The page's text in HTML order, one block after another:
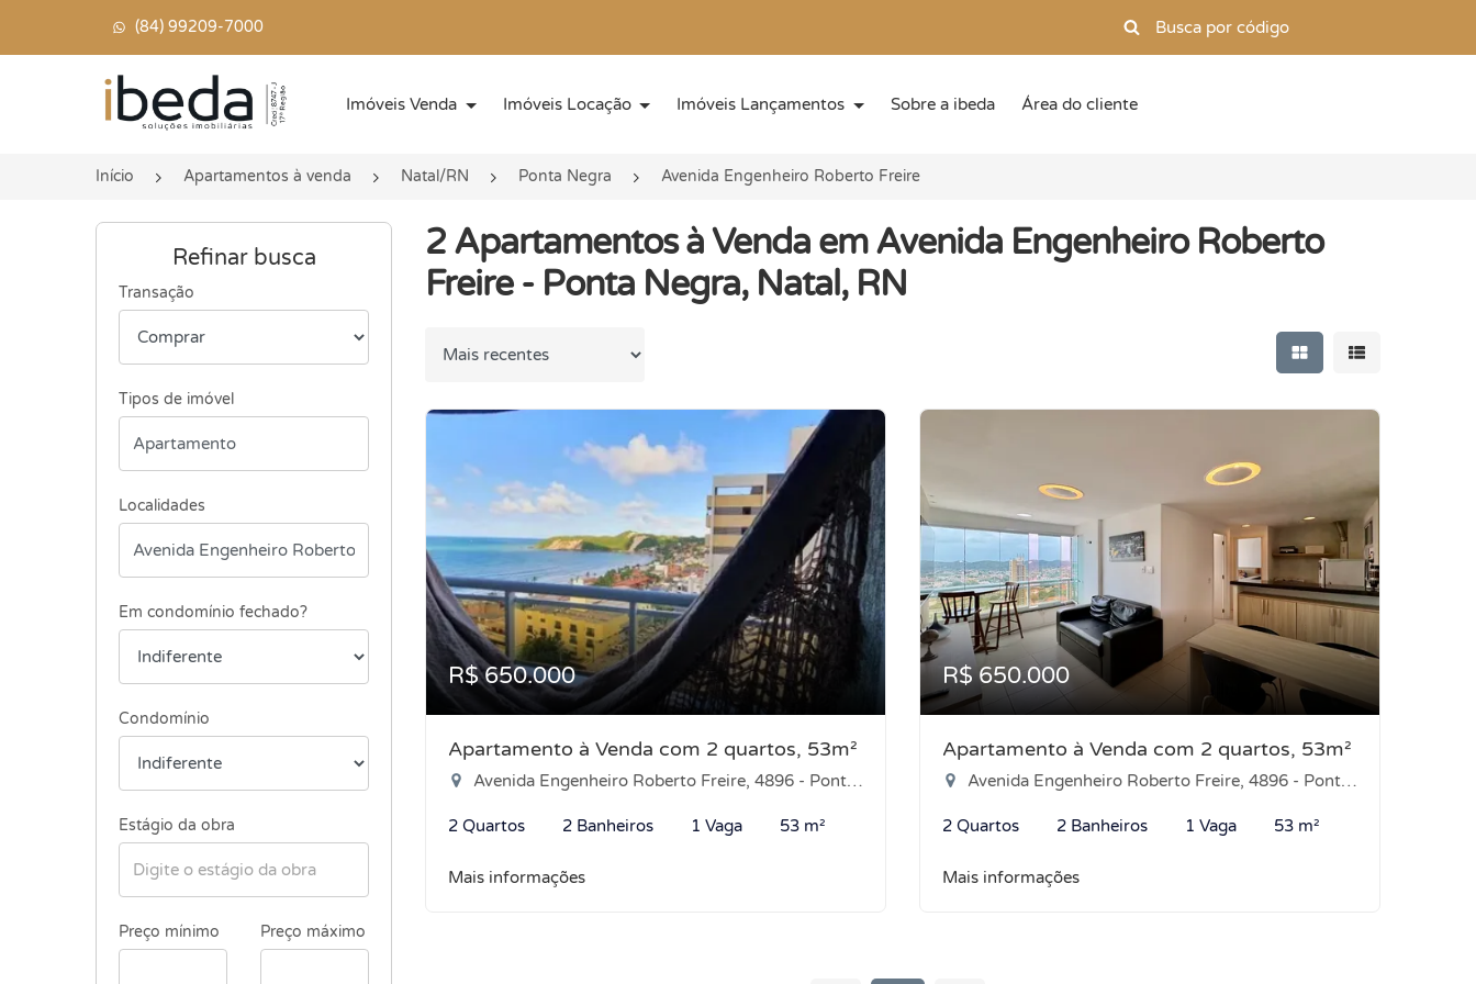
(84) 99209-7000
Página inicial
Imóveis Venda Imóveis Locação Imóveis Lançamentos Sobre a ibeda Área do cliente
Início Apartamentos à venda Natal/RN Ponta Negra Avenida Engenheiro Roberto Freire
Refinar busca
Transação
Tipos de imóvel
Localidades
Em condomínio fechado?
Condomínio
Estágio da obra
Preço mínimo Preço máximo
2 Apartamentos à Venda em Avenida Engenheiro Roberto
Freire - Ponta Negra, Natal, RN
Ordenar por Mostrar resultados
Mostrar
R$ 650.000
Apartamento à Venda com 2 quartos, 53m²
Avenida Engenheiro Roberto Freire, 4896 - Ponta Negra, Natal-RN
2 Quartos 2 Banheiros 1 Vaga 53 m²
Mais informações
R$ 650.000
Apartamento à Venda com 2 quartos, 53m²
Avenida Engenheiro Roberto Freire, 4896 - Ponta Negra, Natal-RN
2 Quartos 2 Banheiros 1 Vaga 53 m²
Mais informações